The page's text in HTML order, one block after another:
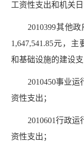
工资性支出和机关
2010399其他政
1,647,541.85元，
和基础设施的建设支
2010450事业运行
资性支出；
2010601行政运行
资性支出；